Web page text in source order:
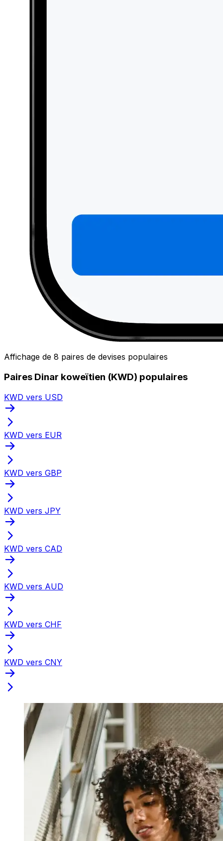
Affichage de 8 paires de devises populaires
Paires Dinar koweïtien (KWD) populaires
KWD vers USD
KWD vers EUR
KWD vers GBP
KWD vers JPY
KWD vers CAD
KWD vers AUD
KWD vers CHF
KWD vers CNY